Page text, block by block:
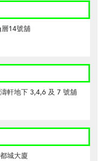
14號舖
軒地下 3,4,6 及 7 號舖
城大廈